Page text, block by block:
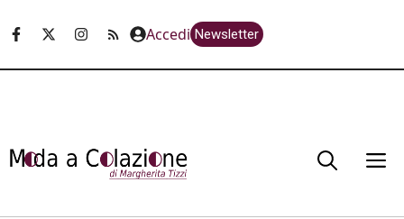
Accedi Newsletter